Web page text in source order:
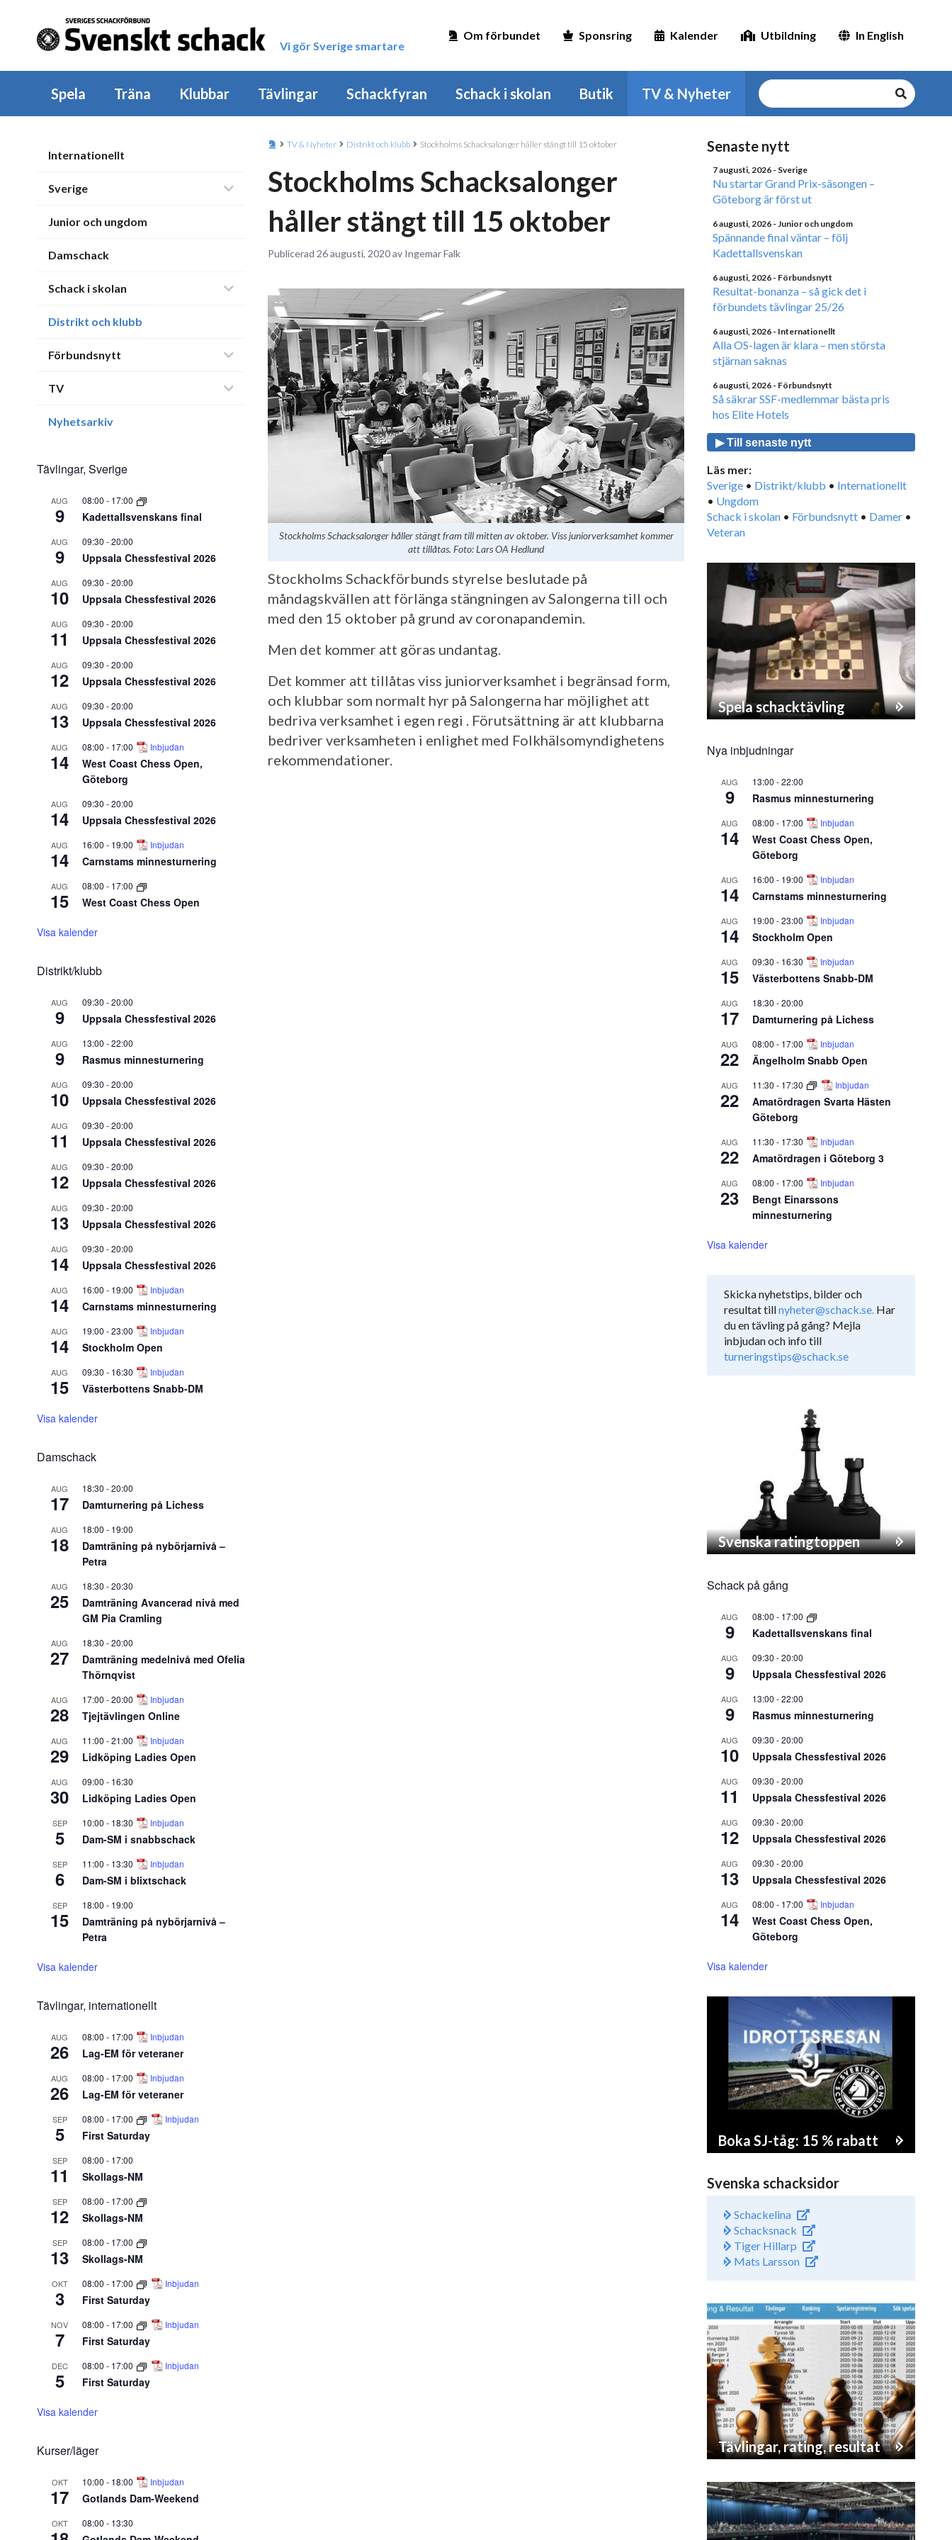
Vi gör Sverige smartare
Om förbundet Sponsring Kalender Utbildning In English
Spela Träna Klubbar Tävlingar Schackfyran Schack i skolan Butik TV & Nyheter
Internationellt
Sverige
Junior och ungdom
Damschack
Schack i skolan
Distrikt och klubb
Förbundsnytt
TV
Nyhetsarkiv
Tävlingar, Sverige
AUG
9
08:00 - 17:00
Kadettallsvenskans final
AUG
9
09:30 -20:00
Uppsala Chessfestival 2026
AUG
10
09:30 -20:00
Uppsala Chessfestival 2026
AUG
11
09:30 -20:00
Uppsala Chessfestival 2026
AUG
12
09:30 -20:00
Uppsala Chessfestival 2026
AUG
13
09:30 -20:00
Uppsala Chessfestival 2026
AUG
14
08:00 - 17:00 Inbjudan
West Coast Chess Open,
Göteborg
AUG
14
09:30 -20:00
Uppsala Chessfestival 2026
AUG
14
16:00 - 19:00 Inbjudan
Carnstams minnesturnering
AUG
15
08:00 - 17:00
West Coast Chess Open
Visa kalender
Distrikt/klubb
AUG
9
09:30 -20:00
Uppsala Chessfestival 2026
AUG
9
13:00 -22:00
Rasmus minnesturnering
AUG
10
09:30 -20:00
Uppsala Chessfestival 2026
AUG
11
09:30 -20:00
Uppsala Chessfestival 2026
AUG
12
09:30 -20:00
Uppsala Chessfestival 2026
AUG
13
09:30 -20:00
Uppsala Chessfestival 2026
AUG
14
09:30 -20:00
Uppsala Chessfestival 2026
AUG
14
16:00 - 19:00 Inbjudan
Carnstams minnesturnering
AUG
14
19:00 -23:00 Inbjudan
Stockholm Open
AUG
15
09:30 - 16:30 Inbjudan
Västerbottens Snabb-DM
Visa kalender
Damschack
AUG
17
18:30 -20:00
Damturnering på Lichess
AUG
18
18:00 - 19:00
Damträning på nybörjarnivå –
Petra
AUG
25
18:30 -20:30
Damträning Avancerad nivå med
GM Pia Cramling
AUG
27
18:30 -20:00
Damträning medelnivå med Ofelia
Thörnqvist
AUG
28
17:00 -20:00 Inbjudan
Tjejtävlingen Online
AUG
29
11:00 -21:00 Inbjudan
Lidköping Ladies Open
AUG
30
09:00 - 16:30
Lidköping Ladies Open
SEP
5
10:00 - 18:30 Inbjudan
Dam-SM i snabbschack
SEP
6
11:00 - 13:30 Inbjudan
Dam-SM i blixtschack
SEP
15
18:00 - 19:00
Damträning på nybörjarnivå –
Petra
Visa kalender
Tävlingar, internationellt
AUG
26
08:00 - 17:00 Inbjudan
Lag-EM för veteraner
AUG
26
08:00 - 17:00 Inbjudan
Lag-EM för veteraner
SEP
5
08:00 - 17:00 Inbjudan
First Saturday
SEP
11
08:00 - 17:00
Skollags-NM
SEP
12
08:00 - 17:00
Skollags-NM
SEP
13
08:00 - 17:00
Skollags-NM
OKT
3
08:00 - 17:00 Inbjudan
First Saturday
NOV
7
08:00 - 17:00 Inbjudan
First Saturday
DEC
5
08:00 - 17:00 Inbjudan
First Saturday
Visa kalender
Kurser/läger
OKT
17
10:00 - 18:00 Inbjudan
Gotlands Dam-Weekend
OKT 08:00 - 13:30
TV & Nyheter Distrikt och klubb Stockholms Schacksalonger håller stängt till 15 oktober
Stockholms Schacksalonger
håller stängt till 15 oktober
Publicerad 26 augusti, 2020 av Ingemar Falk
Stockholms Schacksalonger håller stängt fram till mitten av oktober. Viss juniorverksamhet kommer
att tillåtas. Foto: Lars OA Hedlund
Stockholms Schackförbunds styrelse beslutade på
måndagskvällen att förlänga stängningen av Salongerna till och
med den 15 oktober på grund av coronapandemin.
Men det kommer att göras undantag.
Det kommer att tillåtas viss juniorverksamhet i begränsad form,
och klubbar som normalt hyr på Salongerna har möjlighet att
bedriva verksamhet i egen regi . Förutsättning är att klubbarna
bedriver verksamheten i enlighet med Folkhälsomyndighetens
rekommendationer.
Senaste nytt
7 augusti, 2026 - Sverige
Nu startar Grand Prix-säsongen –
Göteborg är först ut
6 augusti, 2026 - Junior och ungdom
Spännande final väntar – följ
Kadettallsvenskan
6 augusti, 2026 - Förbundsnytt
Resultat-bonanza – så gick det i
förbundets tävlingar 25/26
6 augusti, 2026 - Internationellt
Alla OS-lagen är klara – men största
stjärnan saknas
6 augusti, 2026 - Förbundsnytt
Så säkrar SSF-medlemmar bästa pris
hos Elite Hotels
▶ Till senaste nytt
Läs mer:
Sverige • Distrikt/klubb • Internationellt
• Ungdom
Schack i skolan • Förbundsnytt • Damer •
Veteran
Spela schacktävling
Nya inbjudningar
AUG
9
13:00 -22:00
Rasmus minnesturnering
AUG
14
08:00 - 17:00 Inbjudan
West Coast Chess Open,
Göteborg
AUG
14
16:00 - 19:00 Inbjudan
Carnstams minnesturnering
AUG
14
19:00 -23:00 Inbjudan
Stockholm Open
AUG
15
09:30 - 16:30 Inbjudan
Västerbottens Snabb-DM
AUG
17
18:30 -20:00
Damturnering på Lichess
AUG
22
08:00 - 17:00 Inbjudan
Ängelholm Snabb Open
AUG
22
11:30 - 17:30 Inbjudan
Amatördragen Svarta Hästen
Göteborg
AUG
22
11:30 - 17:30 Inbjudan
Amatördragen i Göteborg 3
AUG
23
08:00 - 17:00 Inbjudan
Bengt Einarssons
minnesturnering
Visa kalender
Skicka nyhetstips, bilder och
resultat tillnyheter@schack.se. Har
du en tävling på gång? Mejla
inbjudan och info till
turneringstips@schack.se
Svenska ratingtoppen
Schack på gång
AUG
9
08:00 - 17:00
Kadettallsvenskans final
AUG
9
09:30 -20:00
Uppsala Chessfestival 2026
AUG
9
13:00 -22:00
Rasmus minnesturnering
AUG
10
09:30 -20:00
Uppsala Chessfestival 2026
AUG
11
09:30 -20:00
Uppsala Chessfestival 2026
AUG
12
09:30 -20:00
Uppsala Chessfestival 2026
AUG
13
09:30 -20:00
Uppsala Chessfestival 2026
AUG
14
08:00 - 17:00 Inbjudan
West Coast Chess Open,
Göteborg
Visa kalender
Boka SJ-tåg: 15 % rabatt
Svenska schacksidor
Schackelina
Schacksnack
Tiger Hillarp
Mats Larsson
Tävlingar, rating, resultat